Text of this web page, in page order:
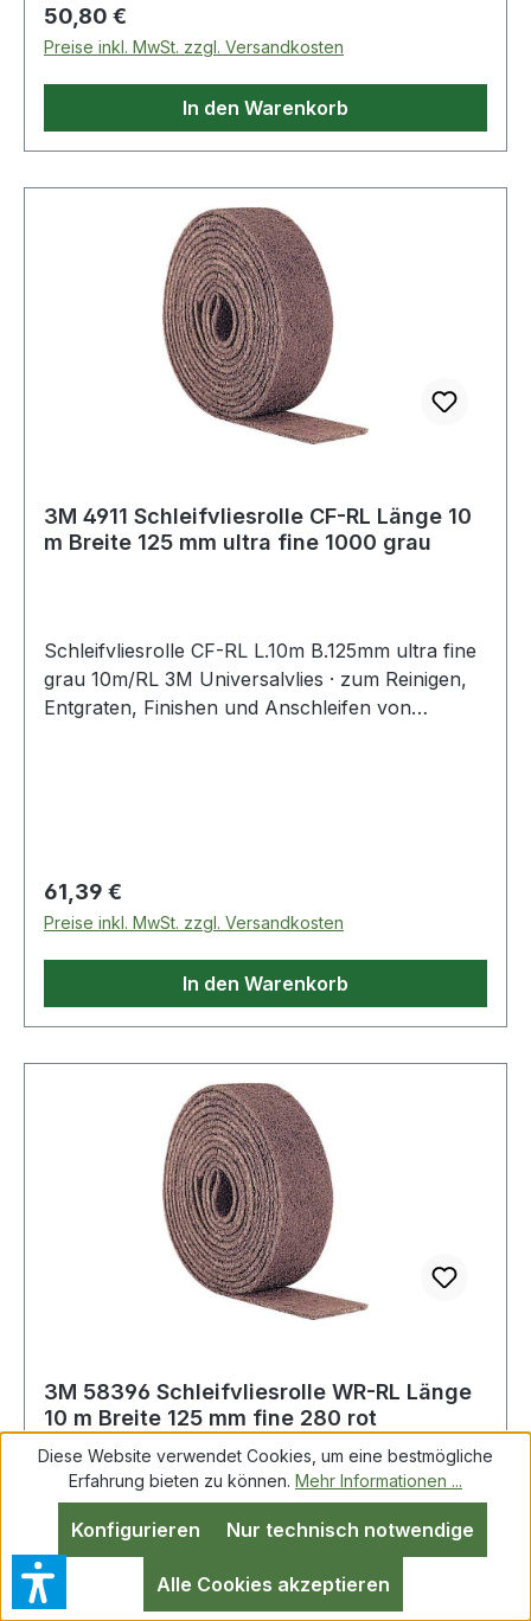
Regulärer Preis:
50,80 €
Preise inkl. MwSt. zzgl. Versandkosten
In den Warenkorb
3M 4911 Schleifvliesrolle CF-RL Länge 10
m Breite 125 mm ultra fine 1000 grau
Schleifvliesrolle CF-RL L.10m B.125mm ultra fine
grau 10m/RL 3M Universalvlies · zum Reinigen,
Entgraten, Finishen und Anschleifen von
Regulärer Preis:
61,39 €
Preise inkl. MwSt. zzgl. Versandkosten
In den Warenkorb
3M 58396 Schleifvliesrolle WR-RL Länge
10 m Breite 125 mm fine 280 rot
Schleifvliesrolle WR-RL L.10m B.125mm fine rot
10m/RL 3M zum Reinigen, Entgraten, Finishen
und Anschleifen von Oberflächen in den
Bereichen Metall, Holz, Kunststoff, Edelstahl, Alu
Diese Website verwendet Cookies, um eine bestmögliche
Erfahrung bieten zu können. Mehr Informationen ...
Nur technisch notwendige
Konfigurieren
Alle Cookies akzeptieren